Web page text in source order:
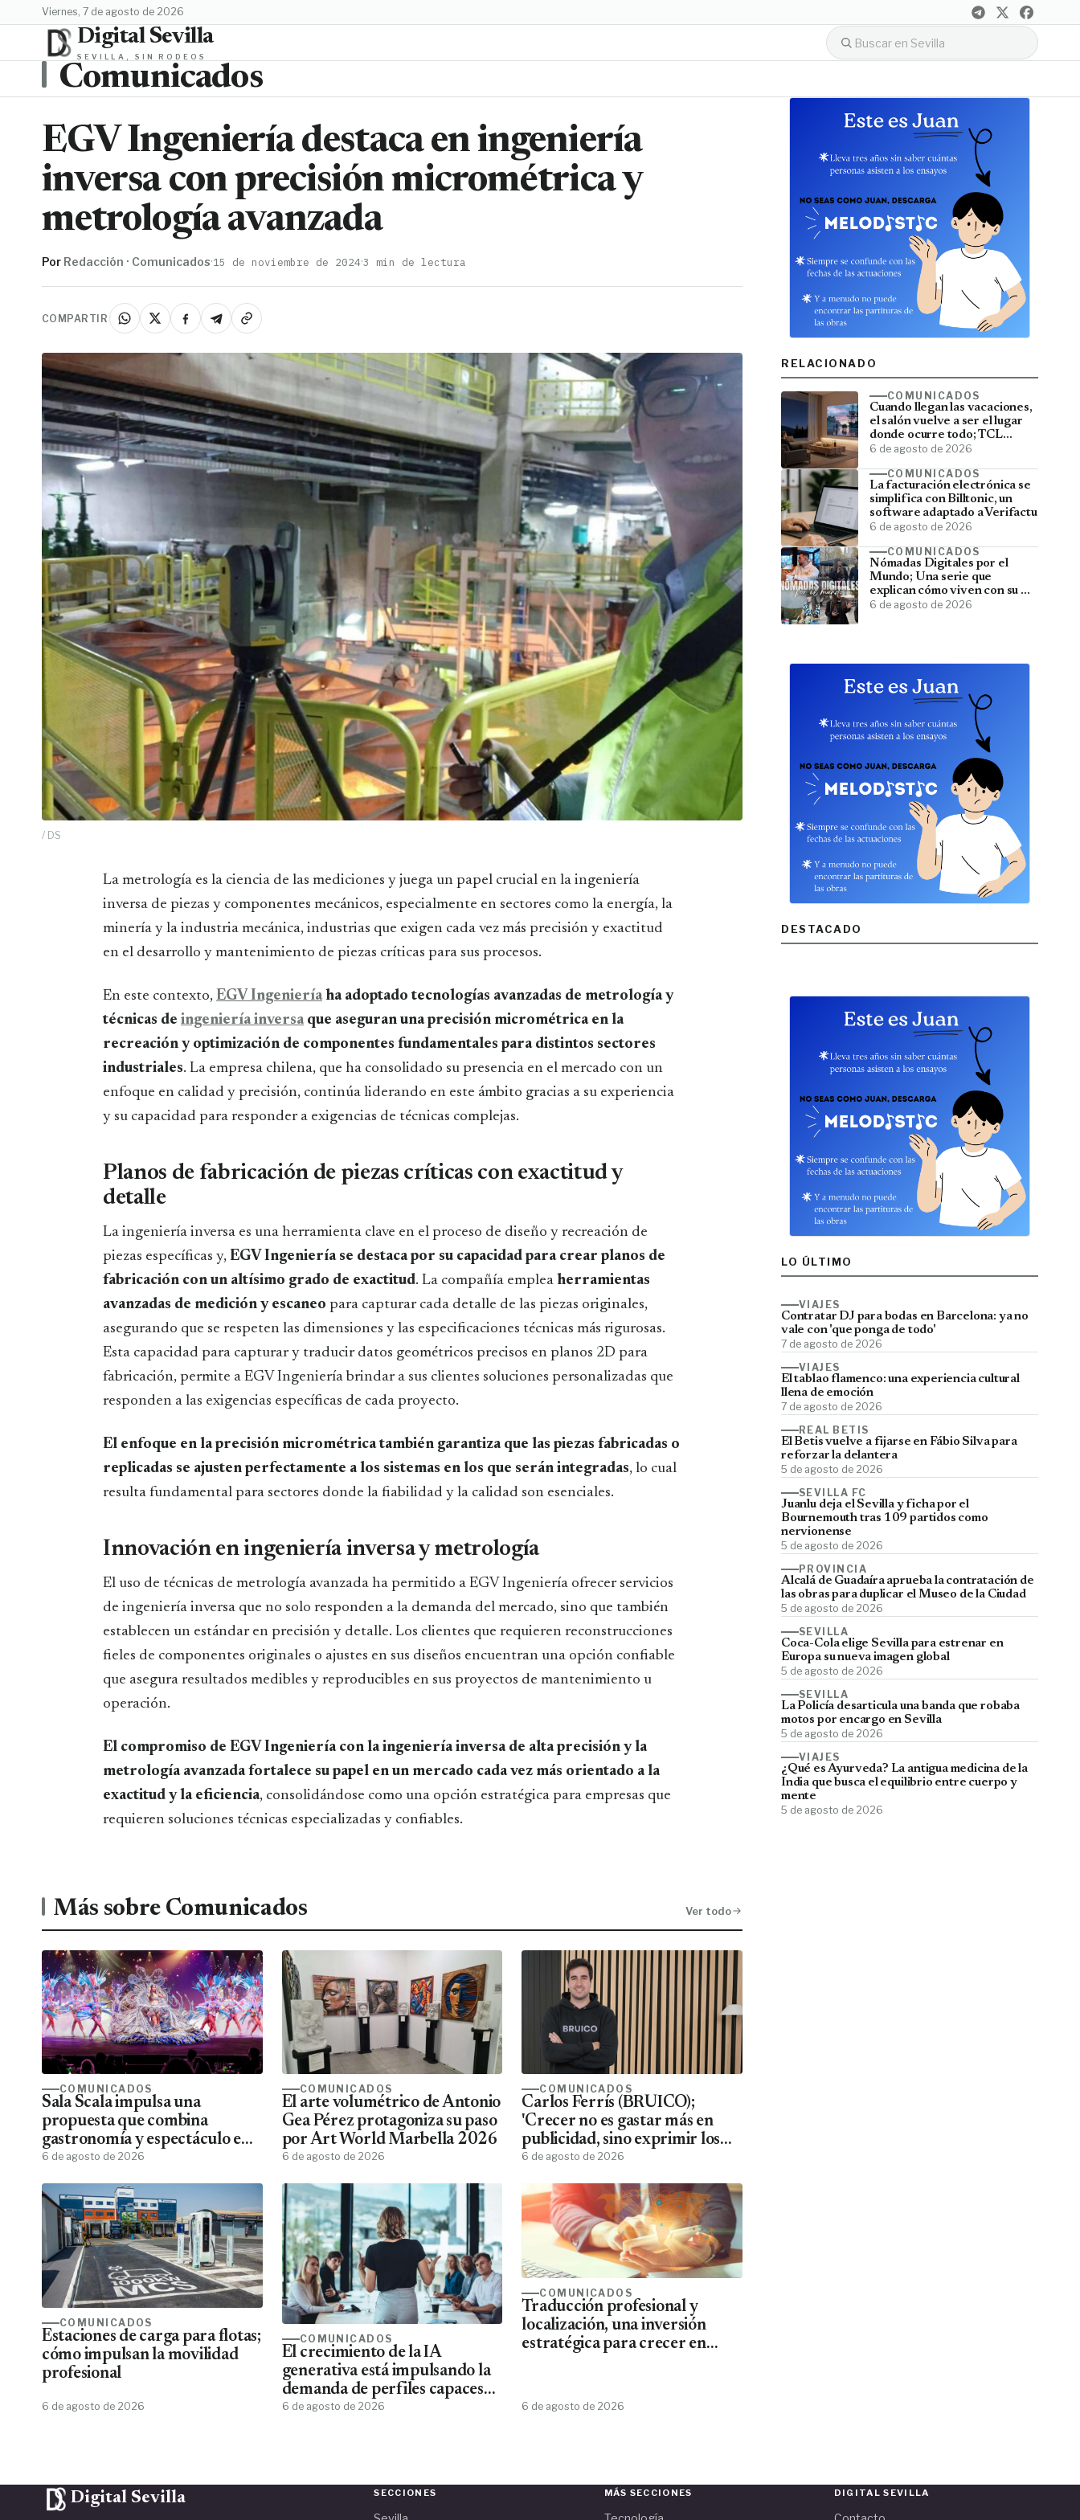
viernes, 7 de agosto de 2026
Digital Sevilla
SEVILLA, SIN RODEOS
Comunicados
EGV Ingeniería destaca en ingeniería
inversa con precisión micrométrica y
metrología avanzada
Por Redacción · Comunicados·15 de noviembre de 2024·3 min de lectura
COMPARTIR
/ DS
La metrología es la ciencia de las mediciones y juega un papel crucial en la ingeniería
inversa de piezas y componentes mecánicos, especialmente en sectores como la energía, la
minería y la industria mecánica, industrias que exigen cada vez más precisión y exactitud
en el desarrollo y mantenimiento de piezas críticas para sus procesos.
En este contexto, EGV Ingenieríaha adoptado tecnologías avanzadas de metrología y
técnicas de ingeniería inversaque aseguran una precisión micrométrica en la
recreación y optimización de componentes fundamentales para distintos sectores
industriales. La empresa chilena, que ha consolidado su presencia en el mercado con un
enfoque en calidad y precisión, continúa liderando en este ámbito gracias a su experiencia
y su capacidad para responder a exigencias de técnicas complejas.
Planos de fabricación de piezas críticas con exactitud y
detalle
La ingeniería inversa es una herramienta clave en el proceso de diseño y recreación de
piezas específicas y, EGV Ingeniería se destaca por su capacidad para crear planos de
fabricación con un altísimo grado de exactitud. La compañía emplea herramientas
avanzadas de medición y escaneo para capturar cada detalle de las piezas originales,
asegurando que se respeten las dimensiones y las especificaciones técnicas más rigurosas.
Esta capacidad para capturar y traducir datos geométricos precisos en planos 2D para
fabricación, permite a EGV Ingeniería brindar a sus clientes soluciones personalizadas que
responden a las exigencias específicas de cada proyecto.
El enfoque en la precisión micrométrica también garantiza que las piezas fabricadas o
replicadas se ajusten perfectamente a los sistemas en los que serán integradas, lo cual
resulta fundamental para sectores donde la fiabilidad y la calidad son esenciales.
Innovación en ingeniería inversa y metrología
El uso de técnicas de metrología avanzada ha permitido a EGV Ingeniería ofrecer servicios
de ingeniería inversa que no solo responden a la demanda del mercado, sino que también
establecen un estándar en precisión y detalle. Los clientes que requieren reconstrucciones
fieles de componentes originales o ajustes en sus diseños encuentran una opción confiable
que asegura resultados medibles y reproducibles en sus proyectos de mantenimiento u
operación.
El compromiso de EGV Ingeniería con la ingeniería inversa de alta precisión y la
metrología avanzada fortalece su papel en un mercado cada vez más orientado a la
exactitud y la eficiencia, consolidándose como una opción estratégica para empresas que
requieren soluciones técnicas especializadas y confiables.
Más sobre Comunicados Ver todo
COMUNICADOS
Sala Scala impulsa una
propuesta que combina
gastronomía y espectáculo en
Gran Canaria
6 de agosto de 2026
COMUNICADOS
El arte volumétrico de Antonio
Gea Pérez protagoniza su paso
por Art World Marbella 2026
6 de agosto de 2026
COMUNICADOS
Carlos Ferrís (BRUICO);
'Crecer no es gastar más en
publicidad, sino exprimir los
datos que ya tienes'
6 de agosto de 2026
COMUNICADOS
Estaciones de carga para flotas;
cómo impulsan la movilidad
profesional
6 de agosto de 2026
COMUNICADOS
El crecimiento de la IA
generativa está impulsando la
demanda de perfiles capaces
de aplicar esta tecnología
6 de agosto de 2026
COMUNICADOS
Traducción profesional y
localización, una inversión
estratégica para crecer en
6 de agosto de 2026
RELACIONADO
COMUNICADOS
Cuando llegan las vacaciones,
el salón vuelve a ser el lugar
donde ocurre todo; TCL
convierte el televisor en el
6 de agosto de 2026
COMUNICADOS
La facturación electrónica se
simplifica con Billtonic, un
software adaptado a Verifactu
6 de agosto de 2026
COMUNICADOS
Nómadas Digitales por el
Mundo; Una serie que
explican cómo viven con su PC
y viajan por el mundo
6 de agosto de 2026
DESTACADO
LO ÚLTIMO
VIAJES
Contratar DJ para bodas en Barcelona: ya no
vale con 'que ponga de todo'
7 de agosto de 2026
VIAJES
El tablao flamenco: una experiencia cultural
llena de emoción
7 de agosto de 2026
REAL BETIS
El Betis vuelve a fijarse en Fábio Silva para
reforzar la delantera
5 de agosto de 2026
SEVILLA FC
Juanlu deja el Sevilla y ficha por el
Bournemouth tras 109 partidos como
nervionense
5 de agosto de 2026
PROVINCIA
Alcalá de Guadaíra aprueba la contratación de
las obras para duplicar el Museo de la Ciudad
5 de agosto de 2026
SEVILLA
Coca-Cola elige Sevilla para estrenar en
Europa su nueva imagen global
5 de agosto de 2026
SEVILLA
La Policía desarticula una banda que robaba
motos por encargo en Sevilla
5 de agosto de 2026
VIAJES
¿Qué es Ayurveda? La antigua medicina de la
India que busca el equilibrio entre cuerpo y
mente
5 de agosto de 2026
Digital Sevilla SECCIONES MÁS SECCIONES DIGITAL SEVILLA